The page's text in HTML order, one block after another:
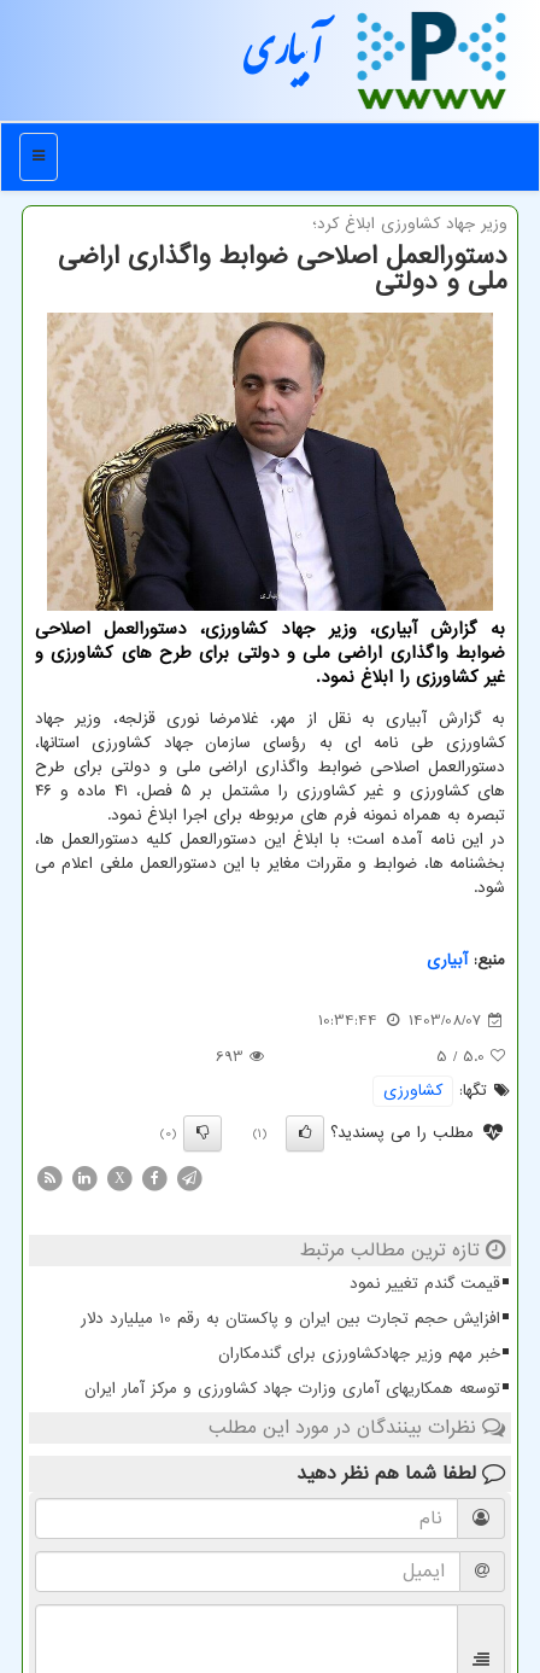
آبیاری
منو
وزیر جهاد كشاورزی ابلاغ كرد؛
دستورالعمل اصلاحی ضوابط واگذاری اراضی
ملی و دولتی
به گزارش آبیاری، وزیر جهاد کشاورزی، دستورالعمل اصلاحی
ضوابط واگذاری اراضی ملی و دولتی برای طرح های کشاورزی و
غیر کشاورزی را ابلاغ نمود.
به گزارش آبیاری به نقل از مهر، غلامرضا نوری قزلجه، وزیر جهاد
کشاورزی طی نامه ای به رؤسای سازمان جهاد کشاورزی استانها،
دستورالعمل اصلاحی ضوابط واگذاری اراضی ملی و دولتی برای طرح
های کشاورزی و غیر کشاورزی را مشتمل بر ۵ فصل، ۴۱ ماده و ۴۶
تبصره به همراه نمونه فرم های مربوطه برای اجرا ابلاغ نمود.
در این نامه آمده است؛ با ابلاغ این دستورالعمل کلیه دستورالعمل ها،
بخشنامه ها، ضوابط و مقررات مغایر با این دستورالعمل ملغی اعلام می
شود.
منبع:آبیاری
1403/08/07
10:34:44
5.0
/ 5
693
تگها:
كشاورزی
مطلب را می پسندید؟
(1)
(0)
X
تازه ترین مطالب مرتبط
قیمت گندم تغییر نمود
افزایش حجم تجارت بین ایران و پاکستان به رقم 10 میلیارد دلار
خبر مهم وزیر جهادکشاورزی برای گندمکاران
توسعه همکاریهای آماری وزارت جهاد کشاورزی و مرکز آمار ایران
نظرات بینندگان در مورد این مطلب
لطفا شما هم نظر دهید